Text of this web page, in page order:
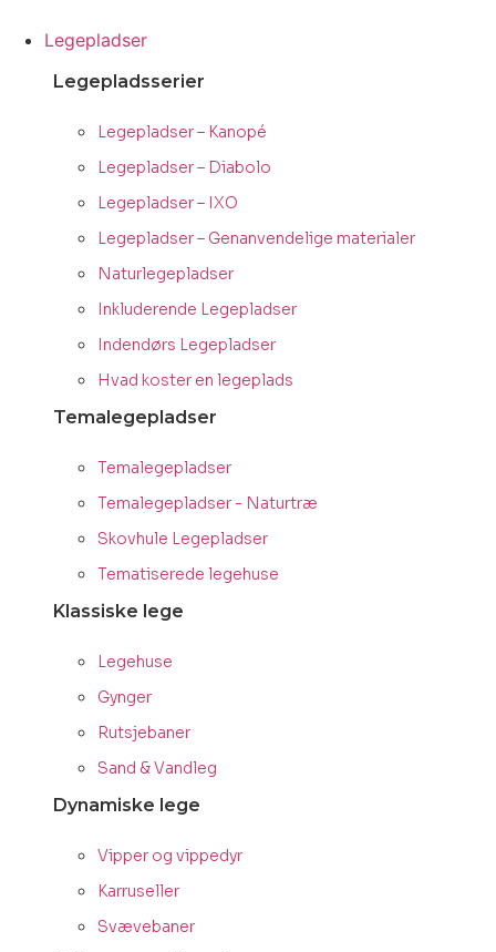
Legepladser
Legepladsserier
Legepladser – Kanopé
Legepladser – Diabolo
Legepladser – IXO
Legepladser – Genanvendelige materialer
Naturlegepladser
Inkluderende Legepladser
Indendørs Legepladser
Hvad koster en legeplads
Temalegepladser
Temalegepladser
Temalegepladser - Naturtræ
Skovhule Legepladser
Tematiserede legehuse
Klassiske lege
Legehuse
Gynger
Rutsjebaner
Sand & Vandleg
Dynamiske lege
Vipper og vippedyr
Karruseller
Svævebaner